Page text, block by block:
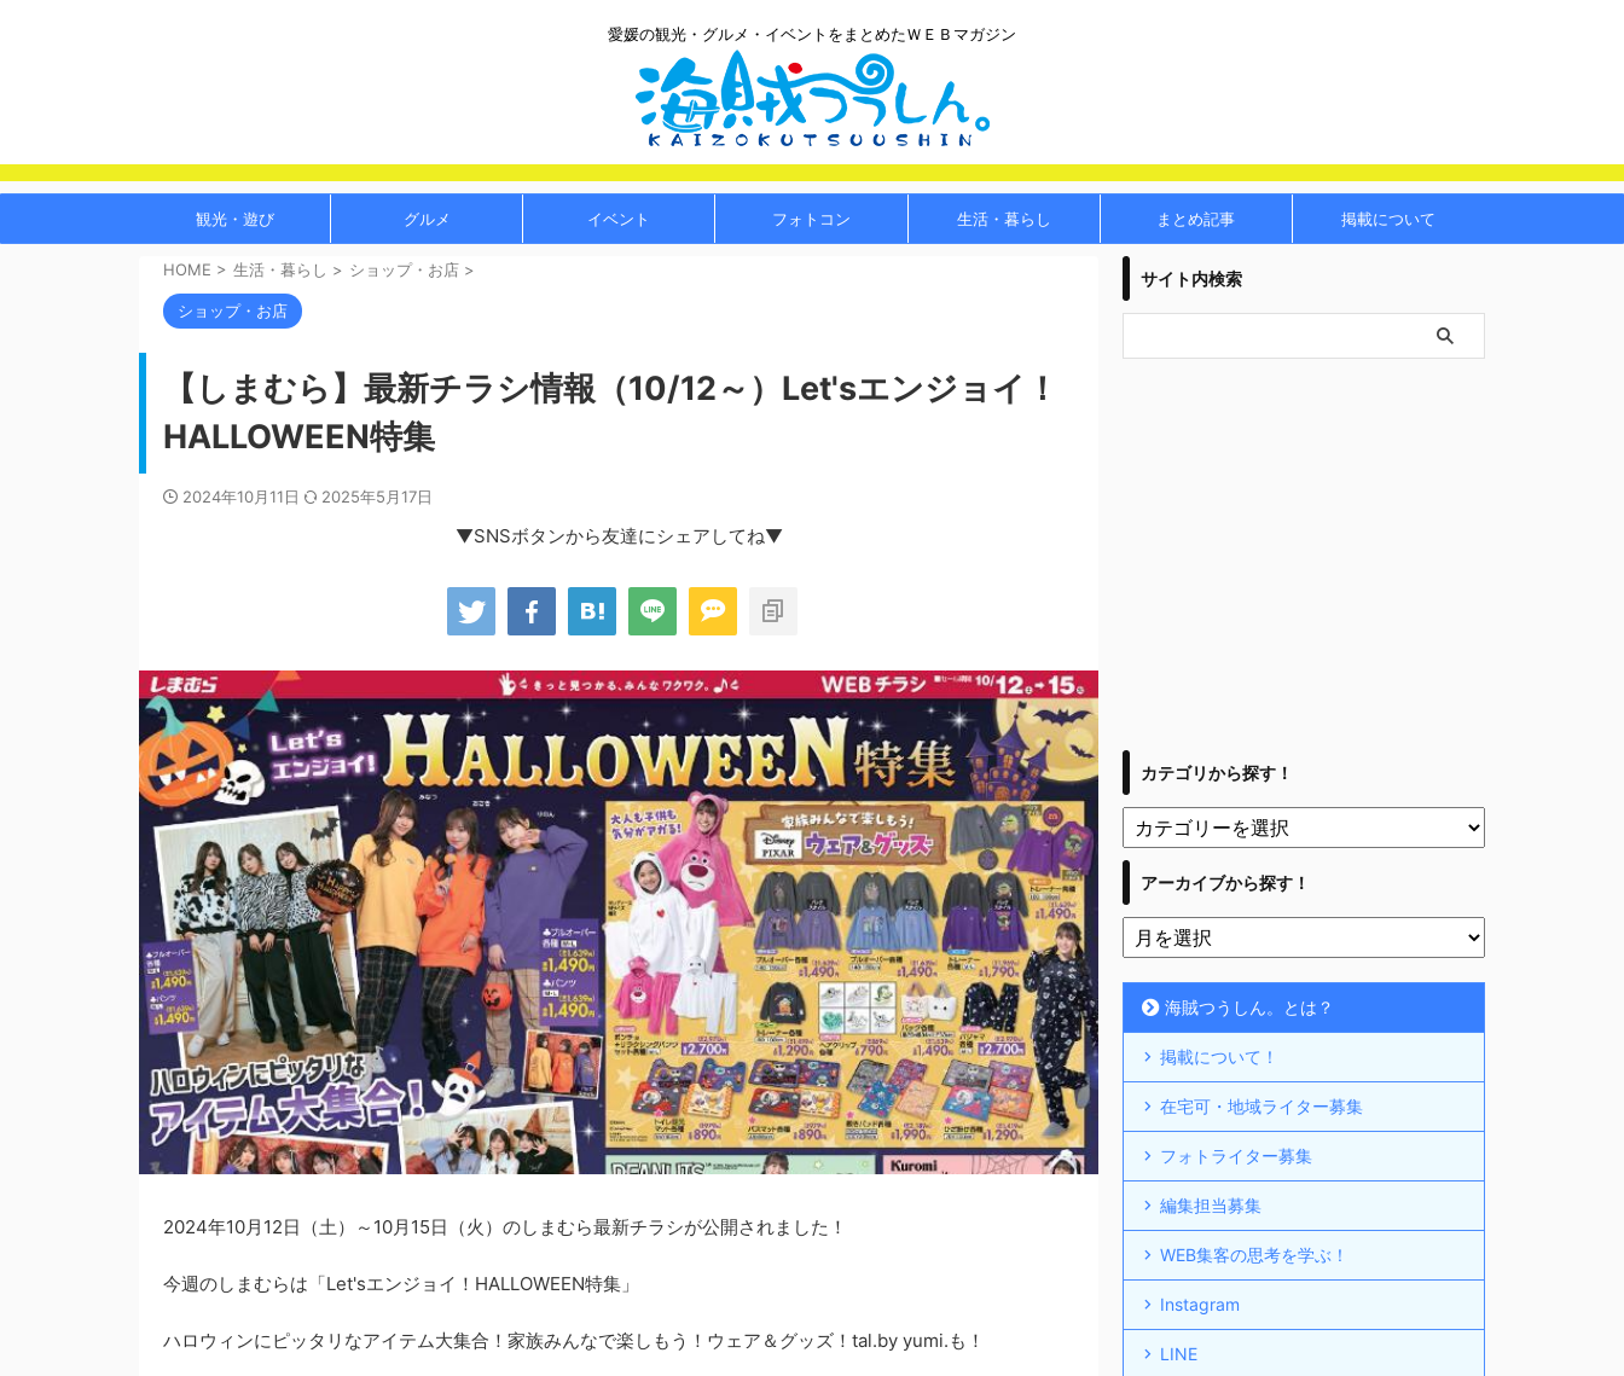
愛媛の観光・グルメ・イベントをまとめたＷＥＢマガジン
観光・遊び グルメ イベント フォトコン 生活・暮らし まとめ記事 掲載について
HOME > 生活・暮らし > ショップ・お店 >
ショップ・お店
【しまむら】最新チラシ情報（10/12～）Let'sエンジョイ！
HALLOWEEN特集
2024年10月11日 2025年5月17日
▼SNSボタンから友達にシェアしてね▼
2024年10月12日（土）～10月15日（火）のしまむら最新チラシが公開されました！
今週のしまむらは「Let'sエンジョイ！HALLOWEEN特集」
ハロウィンにピッタリなアイテム大集合！家族みんなで楽しもう！ウェア＆グッズ！tal.by yumi.も！
サイト内検索
カテゴリから探す！
アーカイブから探す！
海賊つうしん。とは？
掲載について！
在宅可・地域ライター募集
フォトライター募集
編集担当募集
WEB集客の思考を学ぶ！
Instagram
LINE